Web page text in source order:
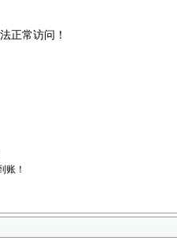
正常访问！
账！